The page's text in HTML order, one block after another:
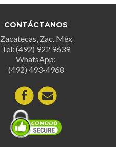
CONTÁCTANOS
Zacatecas, Zac. Méx
Tel: (492) 922 9639
WhatsApp:
(492) 493-4968